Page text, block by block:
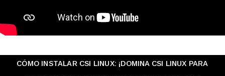
CÓMO INSTALAR CSI LINUX: ¡DOMINA CSI LINUX PARA